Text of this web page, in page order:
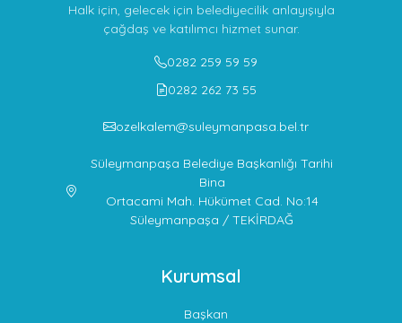
Halk için, gelecek için belediyecilik anlayışıyla
çağdaş ve katılımcı hizmet sunar.
0282 259 59 59
0282 262 73 55
ozelkalem@suleymanpasa.bel.tr
Süleymanpaşa Belediye Başkanlığı Tarihi
Bina
Ortacami Mah. Hükümet Cad. No:14
Süleymanpaşa / TEKİRDAĞ
Kurumsal
Başkan